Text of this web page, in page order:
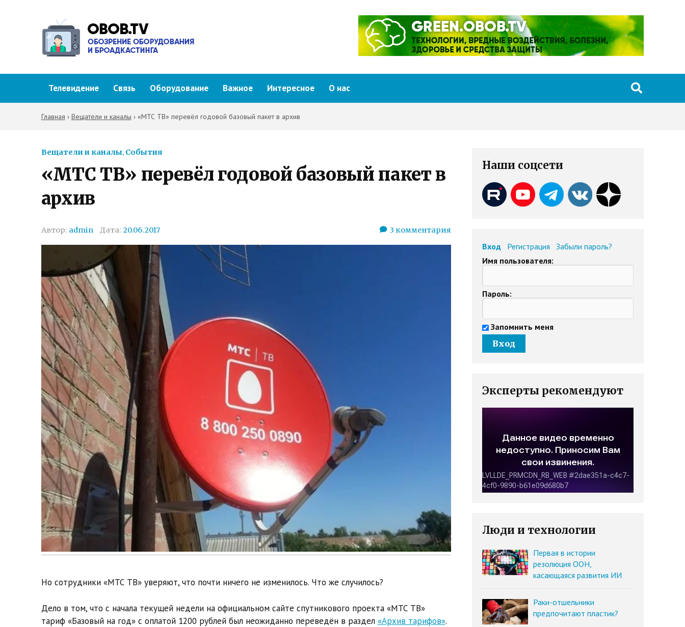
Телевидение Связь Оборудование Важное Интересное О нас
Главная › Вещатели и каналы › «МТС ТВ» перевёл годовой базовый пакет в архив
Вещатели и каналы, События
«МТС ТВ» перевёл годовой базовый пакет в
архив
Автор: admin Дата: 20.06.2017 3 комментария
Но сотрудники «МТС ТВ» уверяют, что почти ничего не изменилось. Что же случилось?
Дело в том, что с начала текущей недели на официальном сайте спутникового проекта «МТС ТВ»
тариф «Базовый на год» с оплатой 1200 рублей был неожиданно переведён в раздел «Архив тарифов».
Наши соцсети
Вход Регистрация
Забыли пароль?
Имя пользователя:
Пароль:
Запомнить меня
Эксперты рекомендуют
Люди и технологии
Первая в истории
резолюция ООН,
касающаяся развития ИИ
Раки-отшельники
предпочитают пластик?